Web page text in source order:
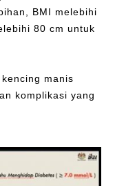
BMI melebihi
80 cm untuk
manis
komplikasi yang